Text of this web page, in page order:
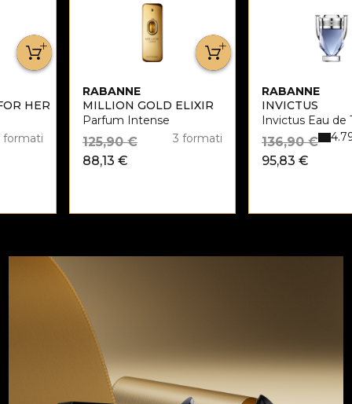
HER
formati
RABANNE
MILLION GOLD ELIXIR
Parfum Intense
88,13 €
125,90 € 3 formati
RABANNE
INVICTUS
Invictus Eau de
95,83 €
136,90 €